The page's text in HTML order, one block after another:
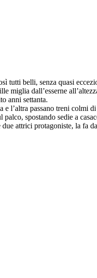
tutti belli, senza quasi
miglia dall’esserne
anni settanta.
e l’altra passano treni colmi
spostando sedie a
attrici protagoniste, la fa